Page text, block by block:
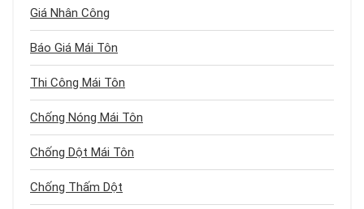
Giá Nhân Công
Báo Giá Mái Tôn
Thi Công Mái Tôn
Chống Nóng Mái Tôn
Chống Dột Mái Tôn
Chống Thấm Dột